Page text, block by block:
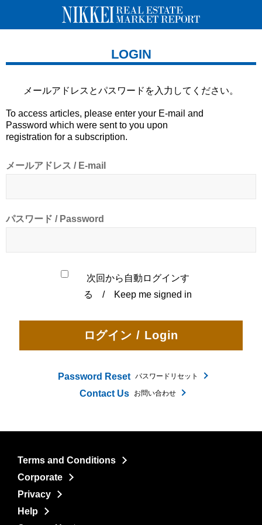
LOGIN
メールアドレスとパスワードを 入力してください。
To access articles, please enter your E-mail and
Password which were sent to you upon
registration for a subscription.
メールアドレス / E-mail
パスワード / Password
次回から自動ログインす
る / Keep me signed in
Password Reset パスワードリセット
Contact Us お問い合わせ
Terms and Conditions
Corporate
Privacy
Help